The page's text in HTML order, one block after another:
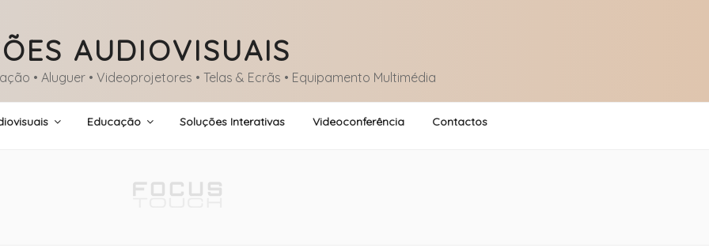
AUDIOVISUAIS
• Aluguer • Videoprojetores • Telas & Ecrãs • Equipamento Multimédia
Educação Soluções Interativas Videoconferência Contactos